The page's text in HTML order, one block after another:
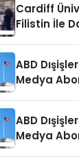
Cardiff
Filistin İle
ABD
Medya
ABD
Medya